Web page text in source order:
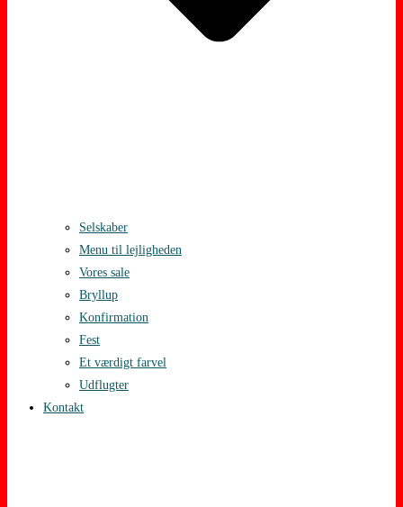
Selskaber
Menu til lejligheden
Vores sale
Bryllup
Konfirmation
Fest
Et værdigt farvel
Udflugter
Kontakt